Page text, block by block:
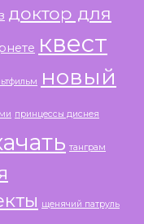
доктор для
квест
новый
принцессы диснея
танграм
щенячий патруль